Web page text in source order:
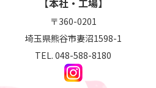
これがうわさの ちーず大福
妻沼店
熊谷駅アズロード店
〒360-0201
埼玉県熊谷市妻沼1598-1
TEL.048-588-8180